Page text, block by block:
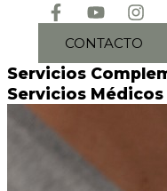
CONTACTO
Servicios
Servicios